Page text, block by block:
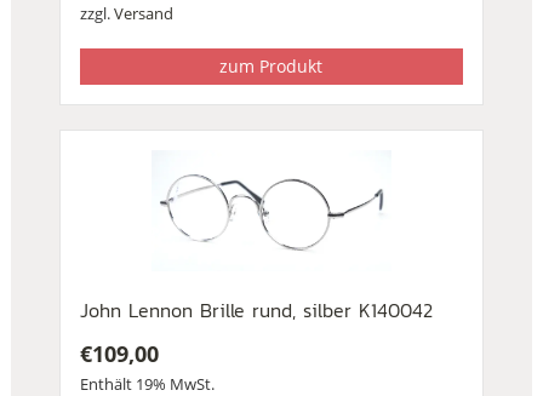
zzgl.Versand
zum Produkt
John Lennon Brille rund, silber K140042
€109,00
Enthält 19% MwSt.